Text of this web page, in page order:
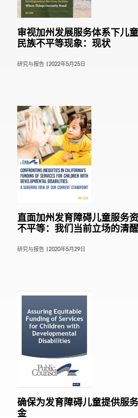
审视加州发展服务体系下儿
民族不平等现象：现状
研究与报告 | 2022年5月25日
直面加州发育障碍儿童服务
不平等：我们当前立场的清
研究与报告 | 2020年5月29日
确保为发育障碍儿童提供服
金